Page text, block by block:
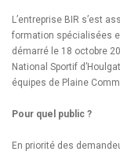
L’entreprise BIR s’est
formation spécialisées
démarré le 18 octobre
National Sportif
équipes de Plaine
Pour quel public ?
En priorité des